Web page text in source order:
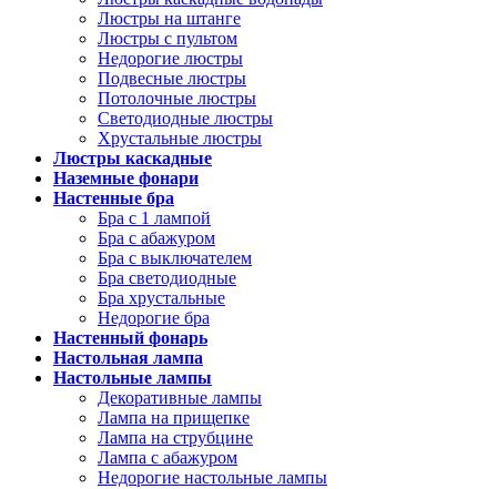
Люстры на штанге
Люстры с пультом
Недорогие люстры
Подвесные люстры
Потолочные люстры
Светодиодные люстры
Хрустальные люстры
Люстры каскадные
Наземные фонари
Настенные бра
Бра с 1 лампой
Бра с абажуром
Бра с выключателем
Бра светодиодные
Бра хрустальные
Недорогие бра
Настенный фонарь
Настольная лампа
Настольные лампы
Декоративные лампы
Лампа на прищепке
Лампа на струбцине
Лампа с абажуром
Недорогие настольные лампы